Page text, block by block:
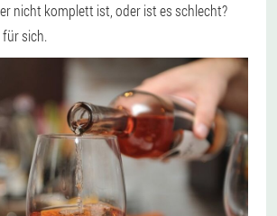
nicht komplett ist, oder ist es schlecht?
sich.